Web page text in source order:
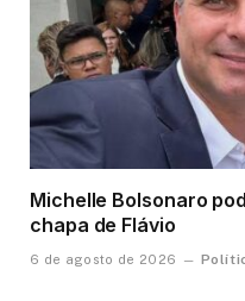
Michelle Bolsonaro
chapa de Flávio
6 de agosto de 2026